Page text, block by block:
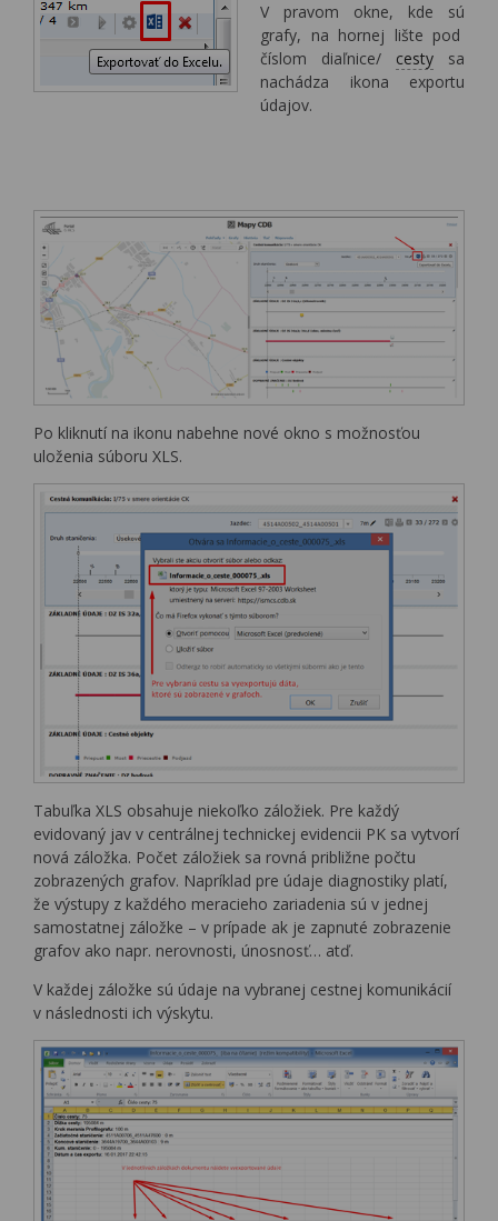
V pravom okne, kde sú
grafy, na hornej lište pod
číslom diaľnice/ cesty sa
nachádza ikona exportu
údajov.
Po kliknutí na ikonu nabehne nové okno s možnosťou
uloženia súboru XLS.
Tabuľka XLS obsahuje niekoľko záložiek. Pre každý
evidovaný jav v centrálnej technickej evidencii PK sa vytvorí
nová záložka. Počet záložiek sa rovná približne počtu
zobrazených grafov. Napríklad pre údaje diagnostiky platí,
že výstupy z každého meracieho zariadenia sú v jednej
samostatnej záložke – v prípade ak je zapnuté zobrazenie
grafov ako napr. nerovnosti, únosnosť… atď.
V každej záložke sú údaje na vybranej cestnej komunikácií
v následnosti ich výskytu.